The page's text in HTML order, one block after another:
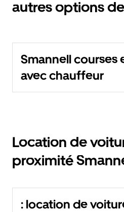
autres options
Smannell courses
avec chauffeur
Location de
proximité
: location de